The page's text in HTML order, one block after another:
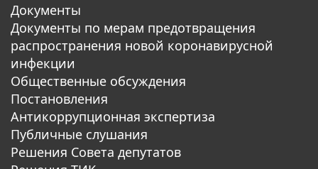
Документы
Документы по мерам предотвращения
распространения новой коронавирусной
инфекции
Общественные обсуждения
Постановления
Антикоррупционная экспертиза
Публичные слушания
Решения Совета депутатов